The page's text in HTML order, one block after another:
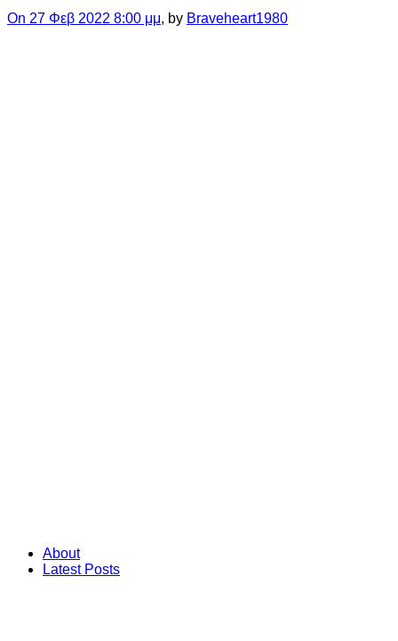
On 27 Φεβ 2022 8:00 μμ, by Braveheart1980
About
Latest Posts